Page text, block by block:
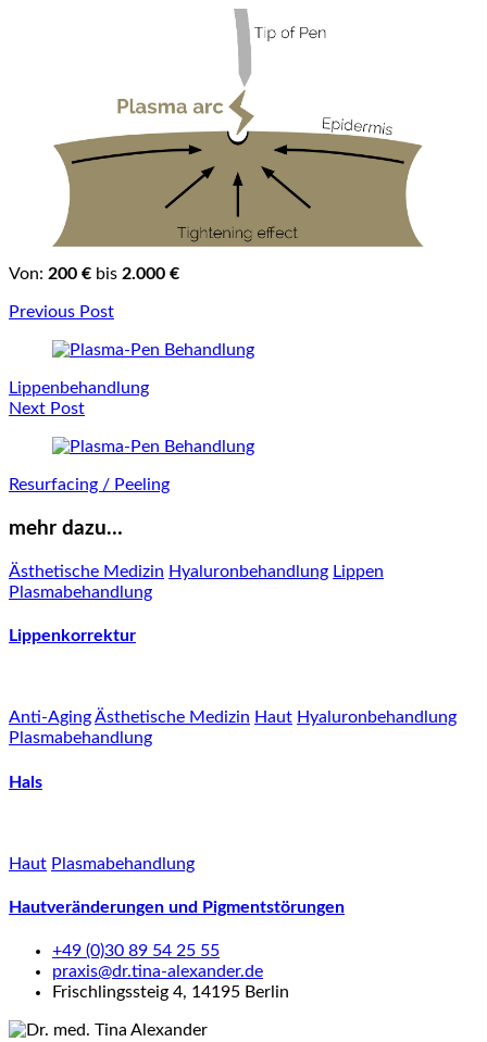
Von: 200 € bis 2.000 €
Post
Previous Post
Lippenbehandlung
Next Post
Resurfacing / Peeling
mehr dazu…
Ästhetische Medizin Hyaluronbehandlung Lippen
Plasmabehandlung
Lippenkorrektur
Anti-AgingÄsthetische Medizin Haut Hyaluronbehandlung
Plasmabehandlung
Hals
Haut Plasmabehandlung
Hautveränderungen und Pigmentstörungen
+49 (0)30 89 54 25 55
praxis@dr.tina-alexander.de
Frischlingssteig 4, 14195 Berlin